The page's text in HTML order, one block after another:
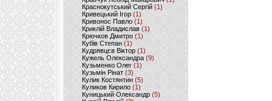
Краснокутський Сергій (1)
Кривецький Ігор (1)
Кривонос Павло (1)
Криклій Владислав (1)
Крючков Дмитро(1)
Кубів Степан(1)
Кудрявцєв Віктор (1)
Кужель Олександра (9)
Кузьменко Олег (1)
Кузьмін Рінат(3)
Кулик Костянтин(5)
Куликов Кирило (1)
Куницький Олександр (5)